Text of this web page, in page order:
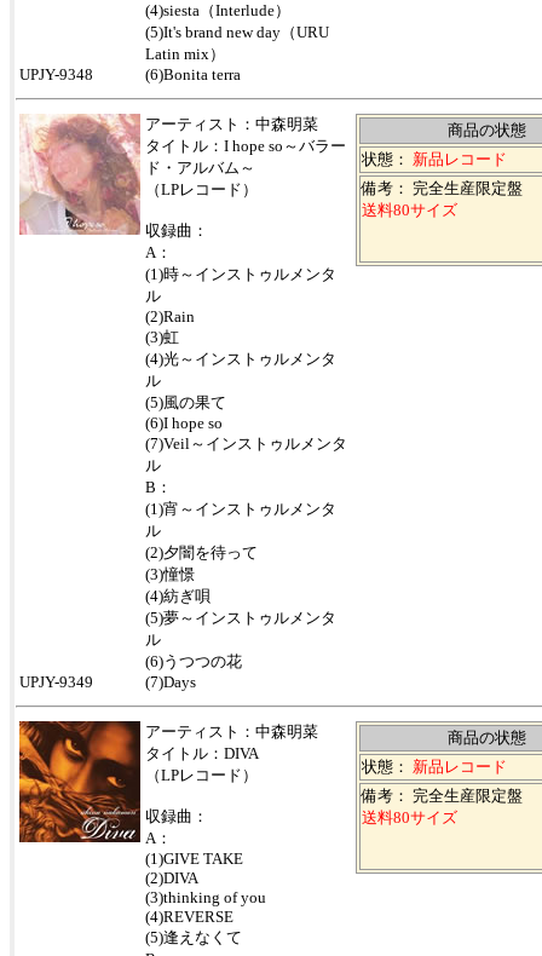
(4)siesta（Interlude）
(5)It's brand new day（URU
Latin mix）
(6)Bonita terra
UPJY-9348
アーティスト：中森明菜
タイトル：I hope so～バラー
ド・アルバム～
（LPレコード）
収録曲：
A：
(1)時～インストゥルメンタ
ル
(2)Rain
(3)虹
(4)光～インストゥルメンタ
ル
(5)風の果て
(6)I hope so
(7)Veil～インストゥルメンタ
ル
B：
(1)宵～インストゥルメンタ
ル
(2)夕闇を待って
(3)憧憬
(4)紡ぎ唄
(5)夢～インストゥルメンタ
ル
(6)うつつの花
(7)Days
商品の状態
状態： 新品レコード
備考： 完全生産限定盤
送料80サイズ
UPJY-9349
アーティスト：中森明菜
タイトル：DIVA
（LPレコード）
収録曲：
A：
(1)GIVE TAKE
(2)DIVA
(3)thinking of you
(4)REVERSE
(5)逢えなくて
商品の状態
状態： 新品レコード
備考： 完全生産限定盤
送料80サイズ